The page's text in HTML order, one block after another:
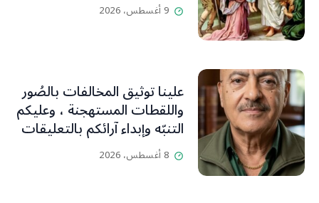
9 أغسطس، 2026
علينا توثيق المخالفات بالصُور
واللقطات المستهجنة ، وعليكم
التنبّه وإبداء آرائكم بالتعليقات
(جورج صبّاغ)
8 أغسطس، 2026